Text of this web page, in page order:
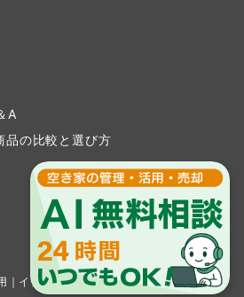
A
品の比較と選び方
｜イチイグループ All Rights Reserved.